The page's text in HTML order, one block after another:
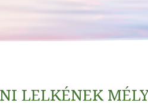
LELKÉNEK